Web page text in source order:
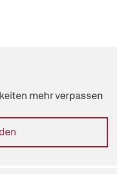
mehr verpassen